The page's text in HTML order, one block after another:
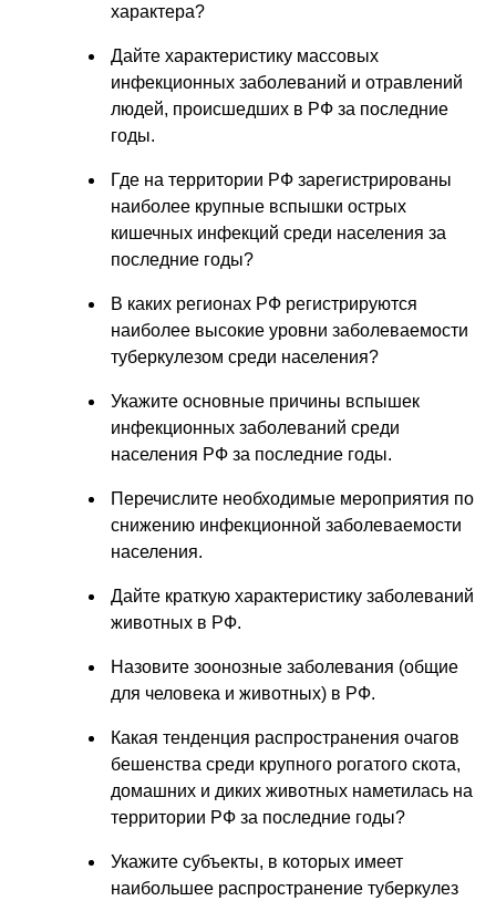
характера?
Дайте характеристику массовых
инфекционных заболеваний и отравлений
людей, происшедших в РФ за последние
годы.
Где на территории РФ зарегистрированы
наиболее крупные вспышки острых
кишечных инфекций среди населения за
последние годы?
В каких регионах РФ регистрируются
наиболее высокие уровни заболеваемости
туберкулезом среди населения?
Укажите основные причины вспышек
инфекционных заболеваний среди
населения РФ за последние годы.
Перечислите необходимые мероприятия по
снижению инфекционной заболеваемости
населения.
Дайте краткую характеристику заболеваний
животных в РФ.
Назовите зоонозные заболевания (общие
для человека и животных) в РФ.
Какая тенденция распространения очагов
бешенства среди крупного рогатого скота,
домашних и диких животных наметилась на
территории РФ за последние годы?
Укажите субъекты, в которых имеет
наибольшее распространение туберкулез